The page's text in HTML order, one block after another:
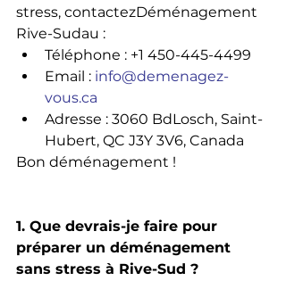
stress, contactezDéménagement
Rive-Sudau :
Téléphone : +1 450-445-4499
Email : info@demenagez-
vous.ca
Adresse : 3060 BdLosch, Saint-
Hubert, QC J3Y 3V6, Canada
Bon déménagement !
1. Que devrais-je faire pour
préparer un déménagement
sans stress à Rive-Sud ?